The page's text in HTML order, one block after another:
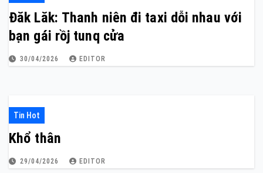
Đăk Lăk: Thanh niên đi taxi dỗi nhau với
bạn gái rồj tunq cửa
30/04/2026 EDITOR
Tin Hot
Khổ thân
29/04/2026 EDITOR